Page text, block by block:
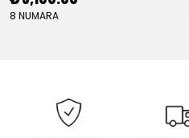
8 NUMARA